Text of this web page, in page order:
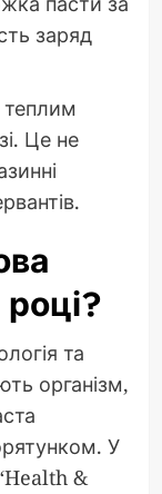
заряд
Це не
та
організм,
У
&